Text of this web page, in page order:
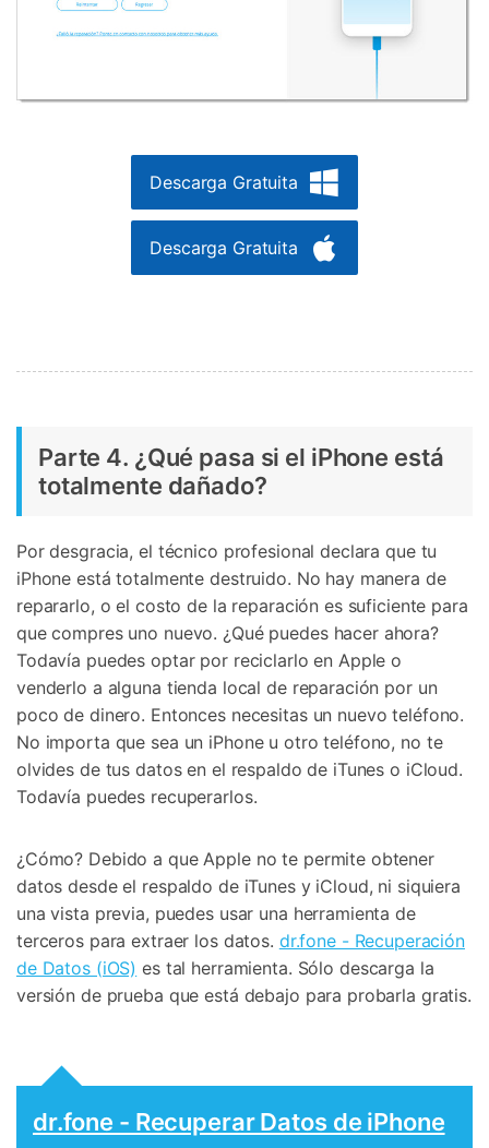
Descarga Gratuita
Descarga Gratuita
Parte 4. ¿Qué pasa si el iPhone está
totalmente dañado?
Por desgracia, el técnico profesional declara que tu
iPhone está totalmente destruido. No hay manera de
repararlo, o el costo de la reparación es suficiente para
que compres uno nuevo. ¿Qué puedes hacer ahora?
Todavía puedes optar por reciclarlo en Apple o
venderlo a alguna tienda local de reparación por un
poco de dinero. Entonces necesitas un nuevo teléfono.
No importa que sea un iPhone u otro teléfono, no te
olvides de tus datos en el respaldo de iTunes o iCloud.
Todavía puedes recuperarlos.
¿Cómo? Debido a que Apple no te permite obtener
datos desde el respaldo de iTunes y iCloud, ni siquiera
una vista previa, puedes usar una herramienta de
terceros para extraer los datos. dr.fone - Recuperación
de Datos (iOS) es tal herramienta. Sólo descarga la
versión de prueba que está debajo para probarla gratis.
dr.fone - Recuperar Datos de iPhone